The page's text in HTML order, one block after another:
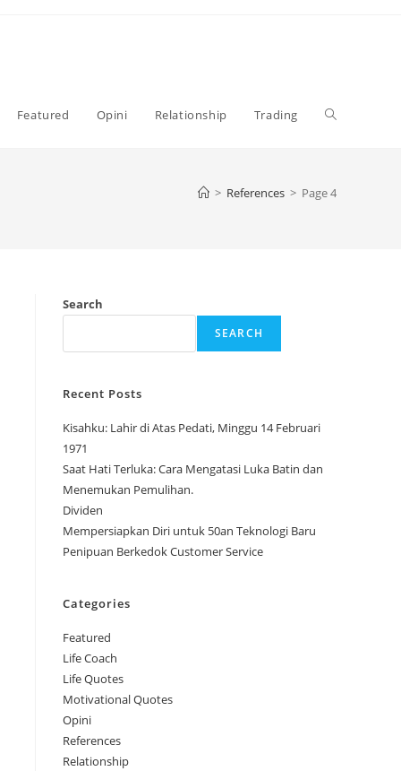
Featured Opini Relationship Trading Toggle
> References > Page 4
Search
SEARCH
Recent Posts
Kisahku: Lahir di Atas Pedati, Minggu 14 Februari
1971
Saat Hati Terluka: Cara Mengatasi Luka Batin dan
Menemukan Pemulihan.
Dividen
Mempersiapkan Diri untuk 50an Teknologi Baru
Penipuan Berkedok Customer Service
Categories
Featured
Life Coach
Life Quotes
Motivational Quotes
Opini
References
Relationship